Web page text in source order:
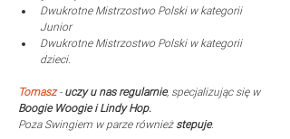
Dwukrotne Mistrzostwo Polski w kategorii
Junior
Dwukrotne Mistrzostwo Polski w kategorii
dzieci.
Tomasz - uczy u nas regularnie, specjalizując się w
Boogie Woogie i Lindy Hop.
Poza Swingiem w parze również stepuje.